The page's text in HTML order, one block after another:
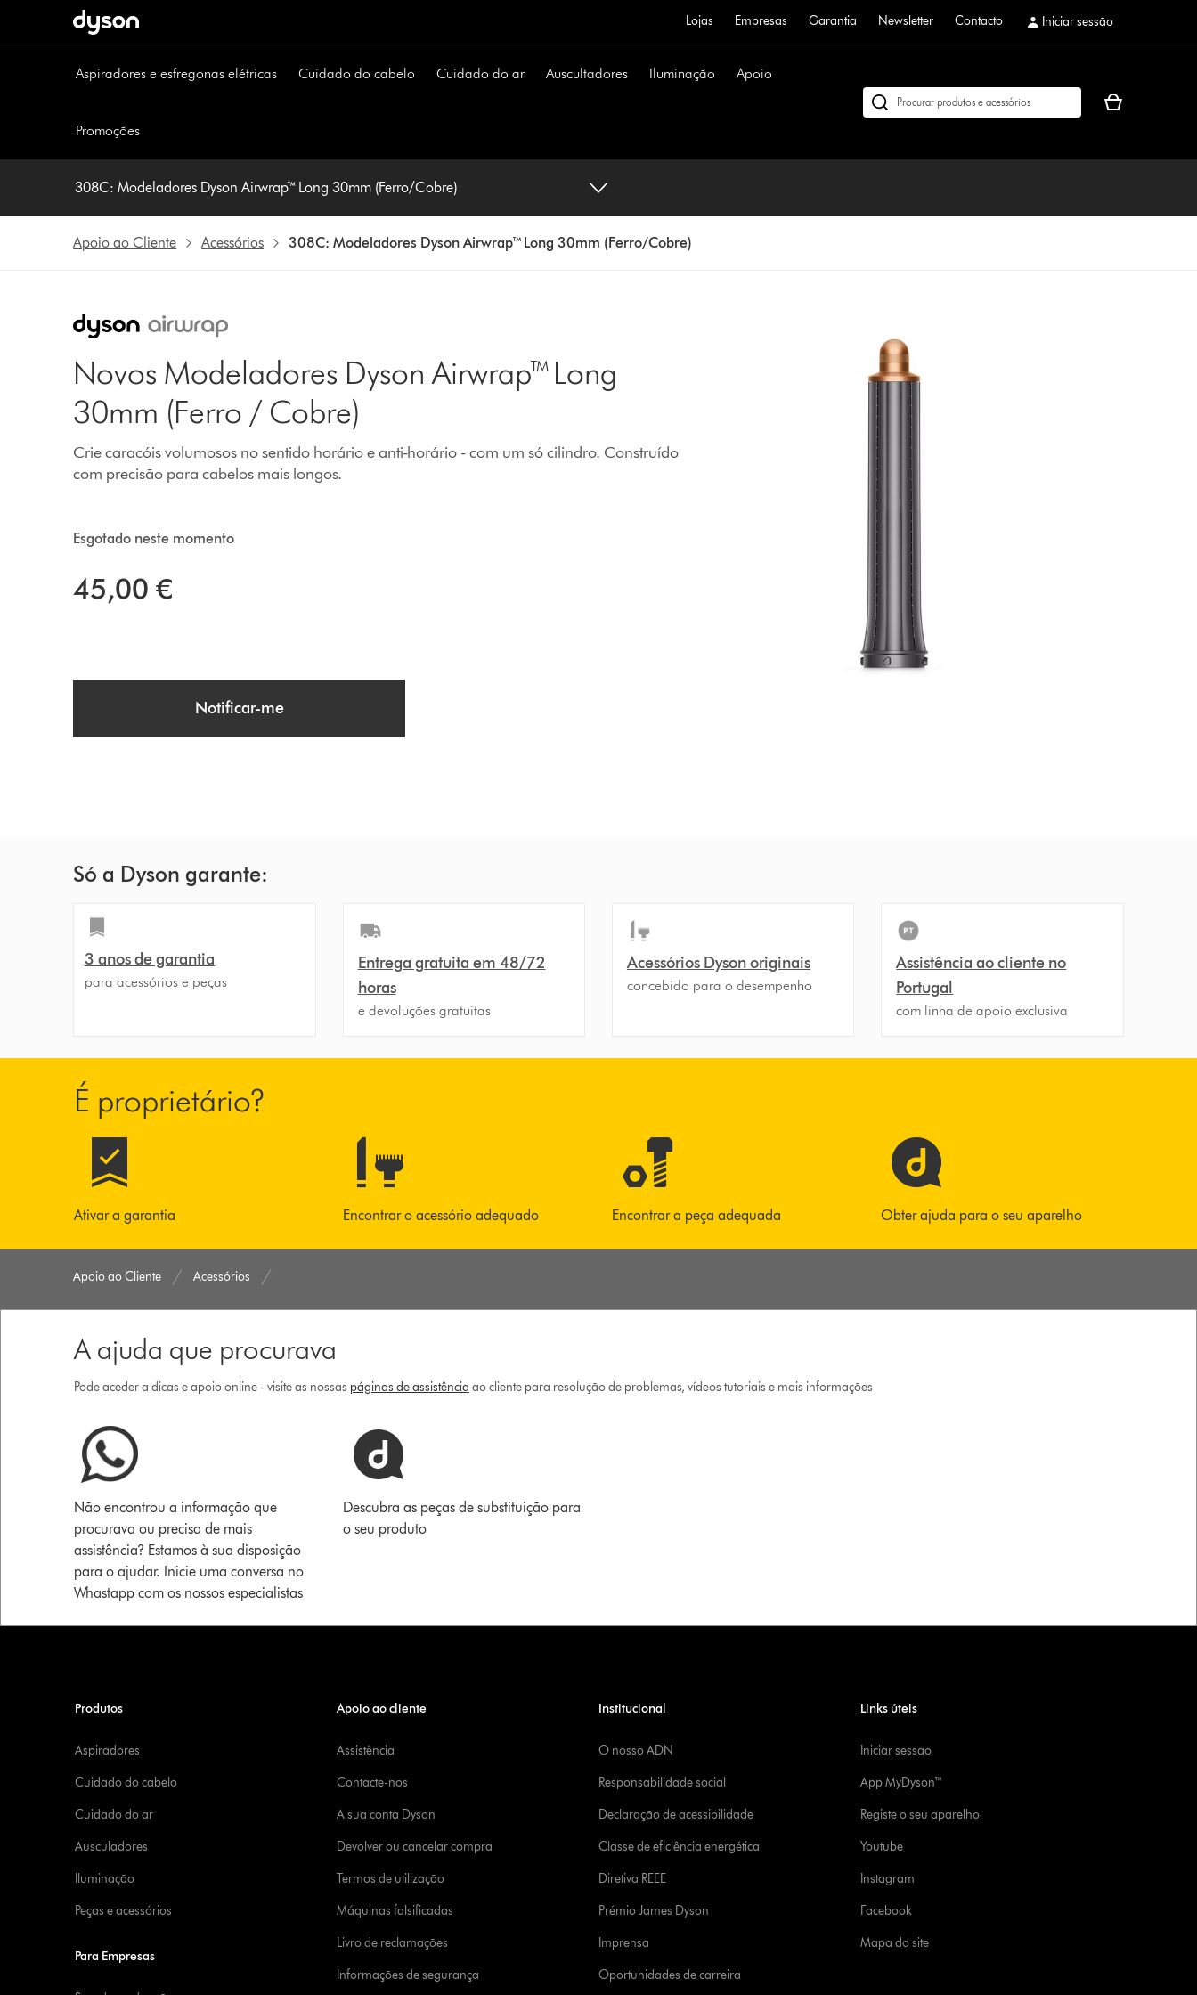
Lojas Empresas Garantia Newsletter Contacto Iniciar sessão
Aspiradores e esfregonas elétricas Cuidado do cabelo Cuidado do ar Auscultadores Iluminação Apoio
Promoções
Pesquisar
O
de
308C: Modeladores Dyson Airwrap™ Long 30mm (Ferro/Cobre)
Apoio ao Cliente Acessórios 308C: Modeladores Dyson Airwrap™ Long 30mm (Ferro/Cobre)
Novos Modeladores Dyson Airwrap™ Long
30mm (Ferro / Cobre)
Crie caracóis volumosos no sentido horário e anti-horário - com um só cilindro. Construído
com precisão para cabelos mais longos.
Esgotado neste momento
45,00 €
Notificar-me
Só a Dyson garante:
3 anos de garantia
para acessórios e peças
Entrega gratuita em 48/72
horas
e devoluções gratuitas
Acessórios Dyson originais
concebido para o desempenho
Assistência ao cliente no
Portugal
com linha de apoio exclusiva
É proprietário?
Ativar a garantia Encontrar o acessório adequado Encontrar a peça adequada Obter ajuda para o seu aparelho
Apoio ao Cliente Acessórios
A ajuda que procurava
Pode aceder a dicas e apoio online - visite as nossas páginas de assistência ao cliente para resolução de problemas, vídeos tutoriais e mais informações
Não encontrou a informação que
procurava ou precisa de mais
assistência? Estamos à sua disposição
para o ajudar. Inicie uma conversa no
Whastapp com os nossos especialistas
Descubra as peças de substituição para
o seu produto
Produtos
Aspiradores
Cuidado do cabelo
Cuidado do ar
Ausculadores
Iluminação
Peças e acessórios
Para Empresas
Apoio ao cliente
Assistência
Contacte-nos
A sua conta Dyson
Devolver ou cancelar compra
Termos de utilização
Máquinas falsificadas
Livro de reclamações
Informações de segurança
Institucional
O nosso ADN
Responsabilidade social
Declaração de acessibilidade
Classe de eficiência energética
Diretiva REEE
Prémio James Dyson
Imprensa
Oportunidades de carreira
Links úteis
Iniciar sessão
App MyDyson™
Registe o seu aparelho
Youtube
Instagram
Facebook
Mapa do site